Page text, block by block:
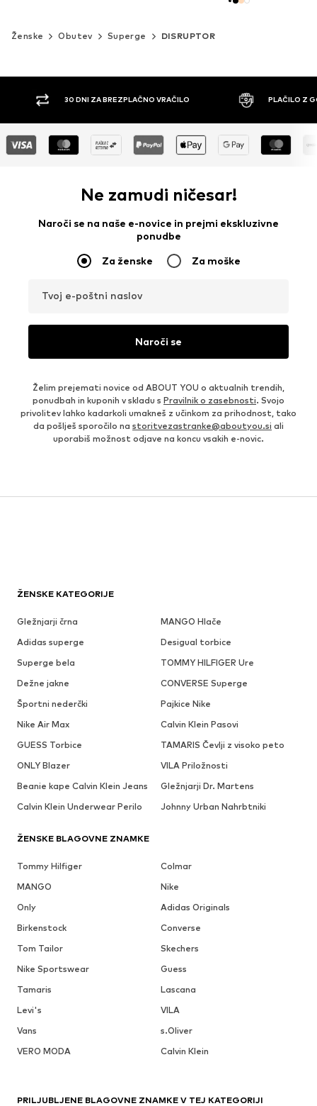
Ženske Obutev Superge DISRUPTOR
30 DNI ZA BREZPLAČNO VRAČILO PLAČILO Z
Ne zamudi ničesar!
Naroči se na naše e-novice in prejmi ekskluzivne
ponudbe
Za ženske Za moške
Tvoj e-poštni naslov
Naroči se
Želim prejemati novice od ABOUT YOU o aktualnih trendih,
ponudbah in kuponih v skladu s Pravilnik o zasebnosti. Svojo
privolitev lahko kadarkoli umakneš z učinkom za prihodnost, tako
da pošlješ sporočilo na storitvezastranke@aboutyou.si ali
uporabiš možnost odjave na koncu vsakih e-novic.
ŽENSKE KATEGORIJE
Gležnjarji črna
MANGO Hlače
Adidas superge
Desigual torbice
Superge bela
TOMMY HILFIGER Ure
Dežne jakne
CONVERSE Superge
Športni nederčki
Pajkice Nike
Nike Air Max
Calvin Klein Pasovi
GUESS Torbice
TAMARIS Čevlji z visoko peto
ONLY Blazer
VILA Priložnosti
Beanie kape Calvin Klein Jeans
Gležnjarji Dr. Martens
Calvin Klein Underwear Perilo
Johnny Urban Nahrbtniki
ŽENSKE BLAGOVNE ZNAMKE
Tommy Hilfiger
Colmar
MANGO
Nike
Only
Adidas Originals
Birkenstock
Converse
Tom Tailor
Skechers
Nike Sportswear
Guess
Tamaris
Lascana
Levi's
VILA
Vans
s.Oliver
VERO MODA
Calvin Klein
PRILJUBLJENE BLAGOVNE ZNAMKE V TEJ KATEGORIJI